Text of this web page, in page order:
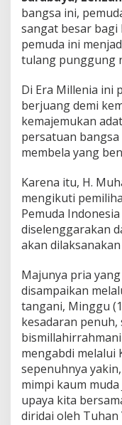
r
bangsa ini,
sangat besar bagi
pemuda ini
tulang punggung
Di Era Millenia ini
berjuang demi
kemajemukan
persatuan
membela yang
Karena itu, H.
mengikuti
Pemuda
diselenggarakan
akan
Majunya pria
disampaikan
tangani, Minggu
kesadaran penuh,
mengabdi melalui
sepenuhnya
mimpi kaum
upaya kita
diridai oleh Tuhan